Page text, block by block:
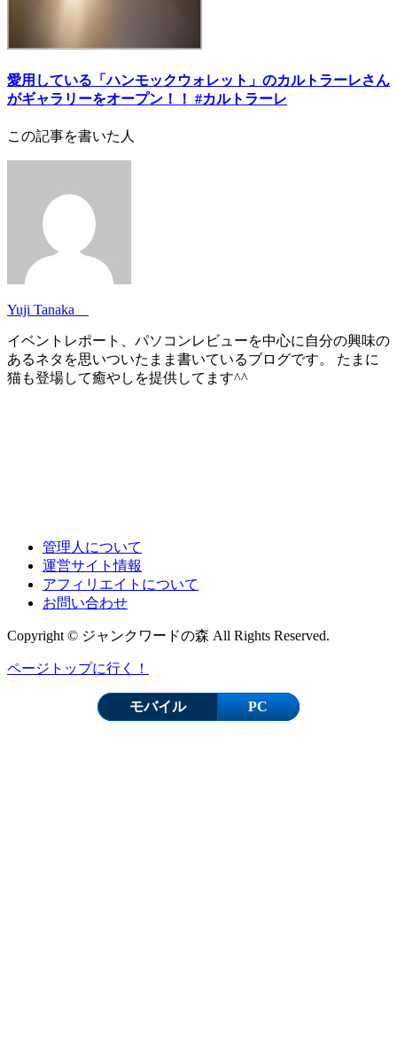
愛用している「ハンモックウォレット」のカルトラーレさん
がギャラリーをオープン！！ #カルトラーレ
この記事を書いた人
Yuji Tanaka
イベントレポート、パソコンレビューを中心に自分の興味の
あるネタを思いついたまま書いているブログです。 たまに
猫も登場して癒やしを提供してます^^
管理人について
運営サイト情報
アフィリエイトについて
お問い合わせ
Copyright © ジャンクワードの森 All Rights Reserved.
ページトップに行く！
モバイル PC